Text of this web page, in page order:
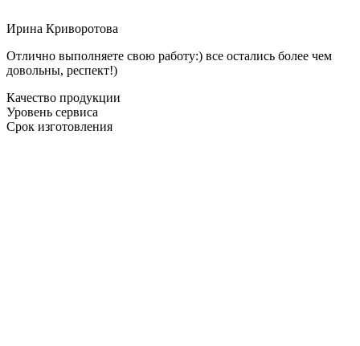
Ирина Криворотова
Отлично выполняете свою работу:) все остались более чем
довольны, респект!)
Качество продукции
Уровень сервиса
Срок изготовления